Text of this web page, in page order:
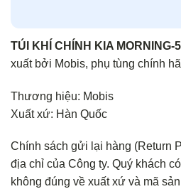
TÚI KHÍ CHÍNH KIA MORNING-
xuất bởi Mobis, phụ tùng chính
Thương hiệu: Mobis
Xuất xứ: Hàn Quốc
Chính sách gửi lại hàng (Return
địa chỉ của Công ty. Quý khách
không đúng về xuất xứ và mã